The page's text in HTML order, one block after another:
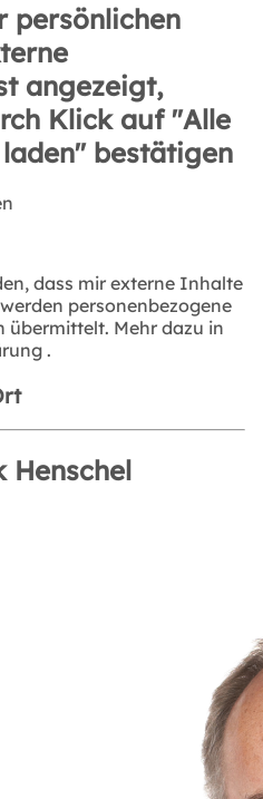
persönlichen
angezeigt,
Klick auf "Alle
bestätigen
dass mir externe Inhalte
personenbezogene
Mehr dazu in
.
Henschel